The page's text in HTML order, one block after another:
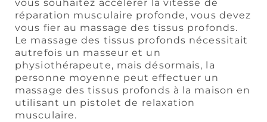
vous souhaitez accélérer la vitesse de
réparation musculaire profonde, vous devez
vous fier au massage des tissus profonds.
Le massage des tissus profonds nécessitait
autrefois un masseur et un
physiothérapeute, mais désormais, la
personne moyenne peut effectuer un
massage des tissus profonds à la maison en
utilisant un pistolet de relaxation
musculaire.